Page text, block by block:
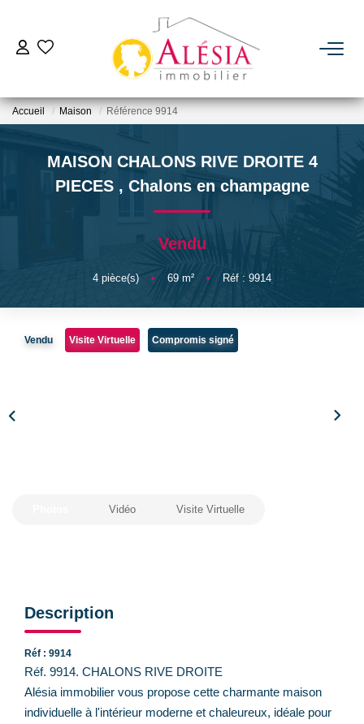
ACHETER
BIENS VENDUS / LOUÉS
NOTRE AGENCE
Accueil Maison Référence 9914
MAISON CHALONS RIVE DROITE 4
PIECES , Chalons en champagne
Vendu
4 pièce(s) • 69 m² • Réf : 9914
Vendu Visite Virtuelle Compromis signé
Vidéo Visite Virtuelle
Description
Réf : 9914
Réf. 9914. CHALONS RIVE DROITE
Alésia immobilier vous propose cette charmante maison
individuelle à l'intérieur moderne et chaleureux, idéale pour